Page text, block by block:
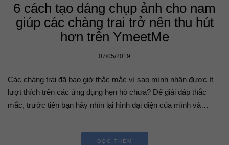
6 cách tạo dáng chụp ảnh cho nam
giúp các chàng trai trở nên thu hút
hơn trên YmeetMe
07/05/2019
Các chàng trai đã bao giờ thắc mắc vì sao mình nhận được ít
lượt thích trên các ứng dụng hẹn hò chưa? Để giải đáp thắc
mắc, trước tiên bạn hãy nhìn lại hình đại diện của mình và…
ĐỌC THÊM